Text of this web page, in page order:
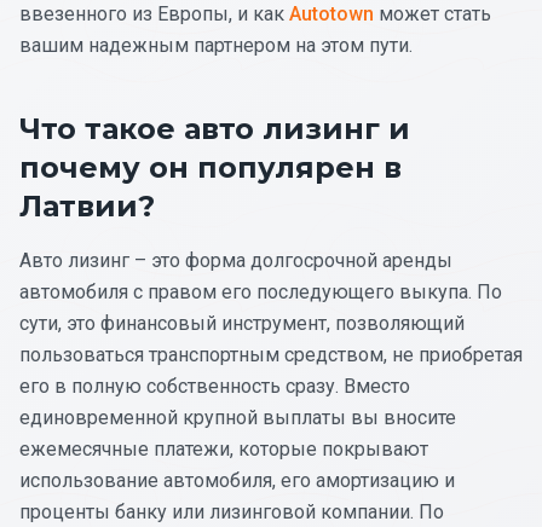
ввезенного из Европы, и как Autotown может стать
вашим надежным партнером на этом пути.
Что такое авто лизинг и
почему он популярен в
Латвии?
Авто лизинг – это форма долгосрочной аренды
автомобиля с правом его последующего выкупа. По
сути, это финансовый инструмент, позволяющий
пользоваться транспортным средством, не приобретая
его в полную собственность сразу. Вместо
единовременной крупной выплаты вы вносите
ежемесячные платежи, которые покрывают
использование автомобиля, его амортизацию и
проценты банку или лизинговой компании. По